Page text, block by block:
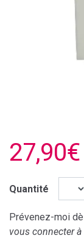
27,90€
Quantité
Prévenez-moi
vous connecter